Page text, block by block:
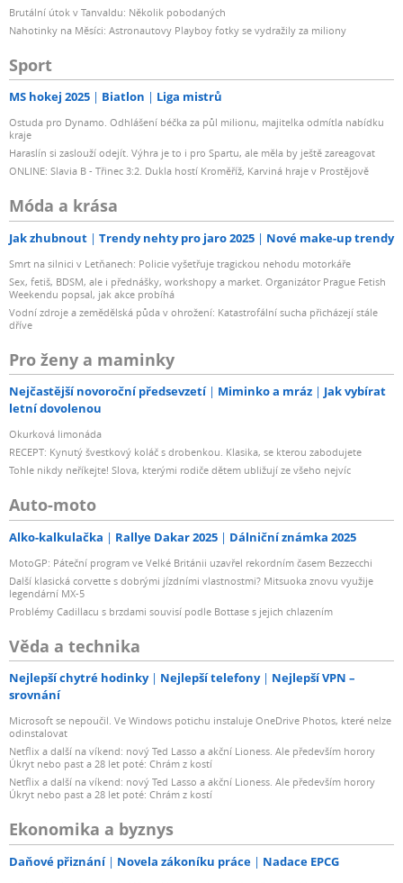
Brutální útok v Tanvaldu: Několik pobodaných
Nahotinky na Měsíci: Astronautovy Playboy fotky se vydražily za miliony
Sport
MS hokej 2025 Biatlon Liga mistrů
Ostuda pro Dynamo. Odhlášení béčka za půl milionu, majitelka odmítla nabídku
kraje
Haraslín si zaslouží odejít. Výhra je to i pro Spartu, ale měla by ještě zareagovat
ONLINE: Slavia B - Třinec 3:2. Dukla hostí Kroměříž, Karviná hraje v Prostějově
Móda a krása
Jak zhubnout Trendy nehty pro jaro 2025 Nové make-up trendy
Smrt na silnici v Letňanech: Policie vyšetřuje tragickou nehodu motorkáře
Sex, fetiš, BDSM, ale i přednášky, workshopy a market. Organizátor Prague Fetish
Weekendu popsal, jak akce probíhá
Vodní zdroje a zemědělská půda v ohrožení: Katastrofální sucha přicházejí stále
dříve
Pro ženy a maminky
Nejčastější novoroční předsevzetí Miminko a mráz
Jak vybírat
letní dovolenou
Okurková limonáda
RECEPT: Kynutý švestkový koláč s drobenkou. Klasika, se kterou zabodujete
Tohle nikdy neříkejte! Slova, kterými rodiče dětem ubližují ze všeho nejvíc
Auto-moto
Alko-kalkulačka Rallye Dakar 2025 Dálniční známka 2025
MotoGP: Páteční program ve Velké Británii uzavřel rekordním časem Bezzecchi
Další klasická corvette s dobrými jízdními vlastnostmi? Mitsuoka znovu využije
legendární MX-5
Problémy Cadillacu s brzdami souvisí podle Bottase s jejich chlazením
Věda a technika
Nejlepší chytré hodinky Nejlepší telefony
Nejlepší VPN –
srovnání
Microsoft se nepoučil. Ve Windows potichu instaluje OneDrive Photos, které nelze
odinstalovat
Netflix a další na víkend: nový Ted Lasso a akční Lioness. Ale především horory
Úkryt nebo past a 28 let poté: Chrám z kostí
Netflix a další na víkend: nový Ted Lasso a akční Lioness. Ale především horory
Úkryt nebo past a 28 let poté: Chrám z kostí
Ekonomika a byznys
Daňové přiznání Novela zákoníku práce Nadace EPCG